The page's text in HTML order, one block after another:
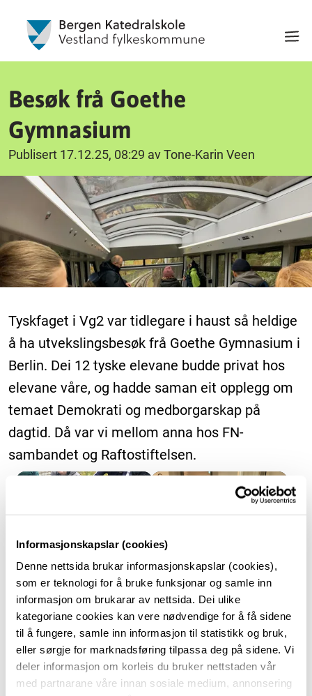
Informasjonskapslar (cookies)
Denne nettsida brukar informasjonskapslar (cookies),
som er teknologi for å bruke funksjonar og samle inn
informasjon om brukarar av nettsida. Dei ulike
kategoriane cookies kan vere nødvendige for å få sidene
til å fungere, samle inn informasjon til statistikk og bruk,
eller sørgje for marknadsføring tilpassa deg på sidene. Vi
deler informasjon om korleis du bruker nettstaden vår
med partnarane våre innan sosiale medium, annonsering
Besøk frå Goethe
Gymnasium
Publisert 17.12.25, 08:29 av Tone-Karin Veen
Tyskfaget i Vg2 var tidlegare i haust så heldige
å ha utvekslingsbesøk frå Goethe Gymnasium i
Berlin. Dei 12 tyske elevane budde privat hos
elevane våre, og hadde saman eit opplegg om
temaet Demokrati og medborgarskap på
dagtid. Då var vi mellom anna hos FN-
sambandet og Raftostiftelsen.
+